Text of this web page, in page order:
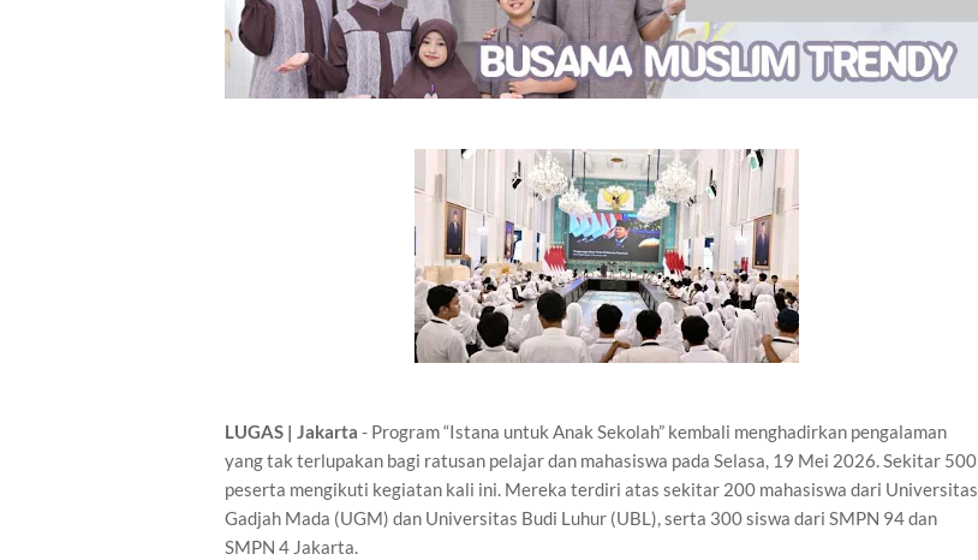
LUGAS | Jakarta - Program “Istana untuk Anak Sekolah” kembali menghadirkan pengalaman
yang tak terlupakan bagi ratusan pelajar dan mahasiswa pada Selasa, 19 Mei 2026. Sekitar 500
peserta mengikuti kegiatan kali ini. Mereka terdiri atas sekitar 200 mahasiswa dari Universitas
Gadjah Mada (UGM) dan Universitas Budi Luhur (UBL), serta 300 siswa dari SMPN 94 dan
SMPN 4 Jakarta.